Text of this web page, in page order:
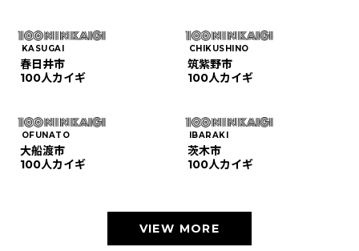
KASUGAI
春日井市
100人カイギ
CHIKUSHINO
筑紫野市
100人カイギ
OFUNATO
大船渡市
100人カイギ
IBARAKI
茨木市
100人カイギ
VIEW MORE